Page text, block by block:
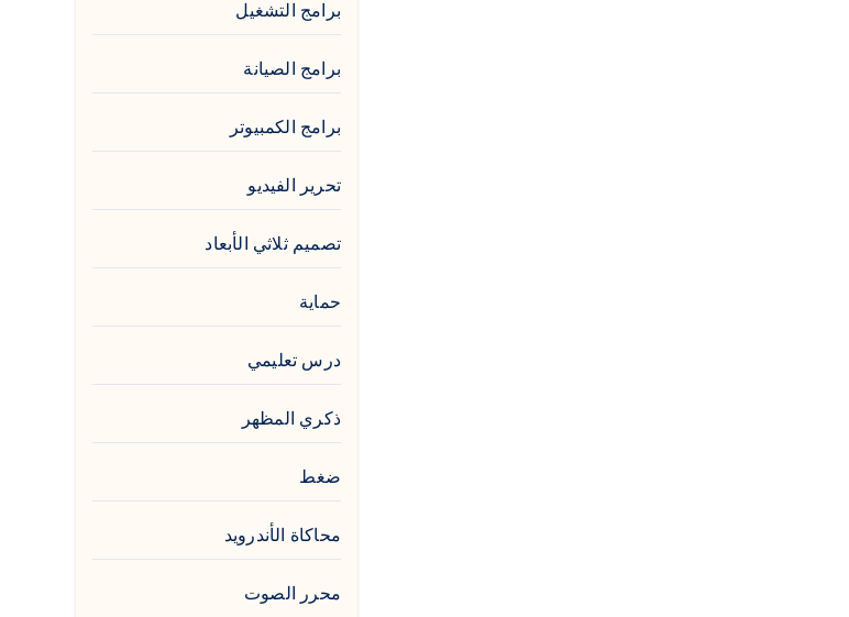
برامج التشغيل
برامج الصيانة
برامج الكمبيوتر
تحرير الفيديو
تصميم ثلاثي الأبعاد
حماية
درس تعليمي
ذكري المظهر
ضغط
محاكاة الأندرويد
محرر الصوت